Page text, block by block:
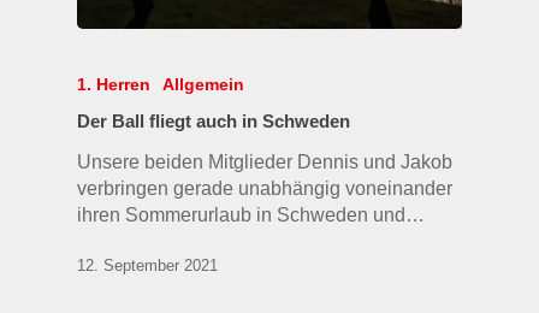
1. Herren Allgemein
Der Ball fliegt auch in Schweden
Unsere beiden Mitglieder Dennis und Jakob
verbringen gerade unabhängig voneinander
ihren Sommerurlaub in Schweden und…
12. September 2021